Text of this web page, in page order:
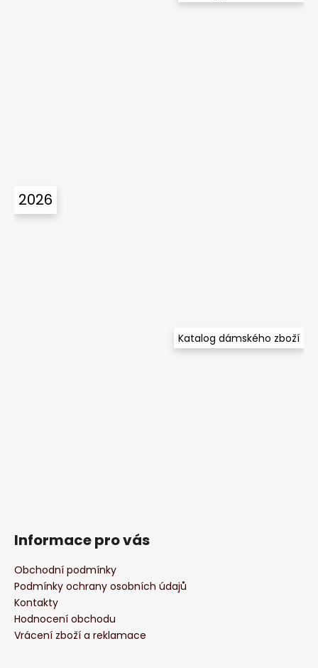
2026
Katalog dámského zboží
Informace pro vás
Obchodní podmínky
Podmínky ochrany osobních údajů
Kontakty
Hodnocení obchodu
Vrácení zboží a reklamace